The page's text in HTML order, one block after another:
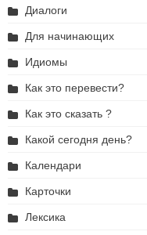
Диалоги
Для начинающих
Идиомы
Как это перевести?
Как это сказать ?
Какой сегодня день?
Календари
Карточки
Лексика